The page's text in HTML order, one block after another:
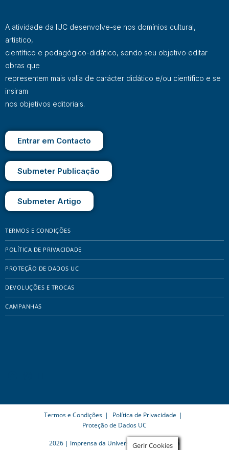
A atividade da IUC desenvolve-se nos domínios cultural,
artístico,
científico e pedagógico-didático, sendo seu objetivo editar
obras que
representem mais valia de carácter didático e/ou científico e se
insiram
nos objetivos editoriais.
Entrar em Contacto
Submeter Publicação
Submeter Artigo
TERMOS E CONDIÇÕES
POLÍTICA DE PRIVACIDADE
PROTEÇÃO DE DADOS UC
DEVOLUÇÕES E TROCAS
CAMPANHAS
Termos e Condições
Política de Privacidade
Proteção de Dados UC
2026 | Imprensa da Universidade de Coimbra
Gerir Cookies